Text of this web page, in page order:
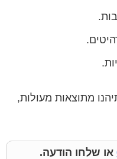
מתוצאות מעולות,
או שלחו הודעה.